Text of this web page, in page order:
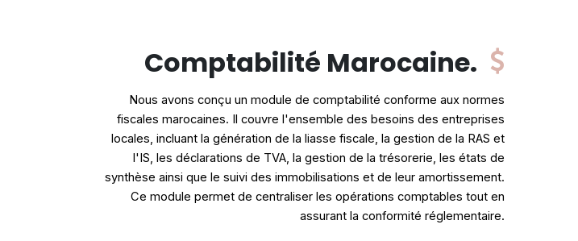
Comptabilité Marocaine.
Nous avons conçu un module de comptabilité conforme aux normes
fiscales marocaines. Il couvre l'ensemble des besoins des entreprises
locales, incluant la génération de la liasse fiscale, la gestion de la RAS et
l'IS, les déclarations de TVA, la gestion de la trésorerie, les états de
synthèse ainsi que le suivi des immobilisations et de leur amortissement.
Ce module permet de centraliser les opérations comptables tout en
assurant la conformité réglementaire.